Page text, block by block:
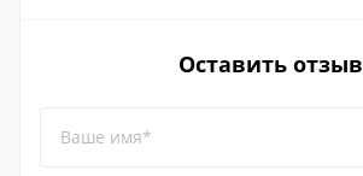
Оставить отзыв
Ваше имя*